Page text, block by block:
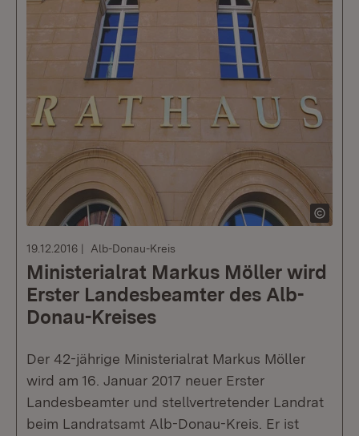
19.12.2016 Alb-Donau-Kreis
Ministerialrat Markus Möller wird
Erster Landesbeamter des Alb-
Donau-Kreises
Der 42-jährige Ministerialrat Markus Möller
wird am 16. Januar 2017 neuer Erster
Landesbeamter und stellvertretender Landrat
beim Landratsamt Alb-Donau-Kreis. Er ist